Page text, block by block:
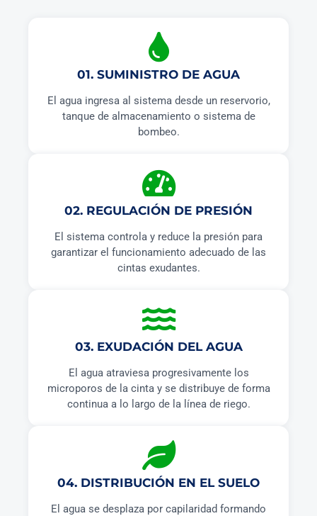
01. SUMINISTRO DE AGUA
El agua ingresa al sistema desde un reservorio,
tanque de almacenamiento o sistema de
bombeo.
02. REGULACIÓN DE PRESIÓN
El sistema controla y reduce la presión para
garantizar el funcionamiento adecuado de las
cintas exudantes.
03. EXUDACIÓN DEL AGUA
El agua atraviesa progresivamente los
microporos de la cinta y se distribuye de forma
continua a lo largo de la línea de riego.
04. DISTRIBUCIÓN EN EL SUELO
El agua se desplaza por capilaridad formando